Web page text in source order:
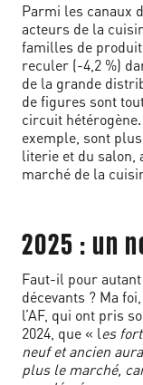
Parmi les canaux
acteurs de la
familles de
reculer (-4,2 %)
de la grande
de figures sont
circuit
exemple, sont
literie et du salon,
marché de la
2025 : un
Faut-il pour
décevants ? Ma
l’AF, qui ont pris
2024, que « les
neuf et ancien
plus le marché,